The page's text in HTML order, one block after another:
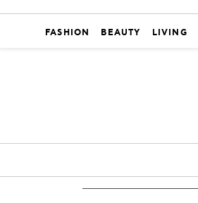
FASHION BEAUTY LIVING